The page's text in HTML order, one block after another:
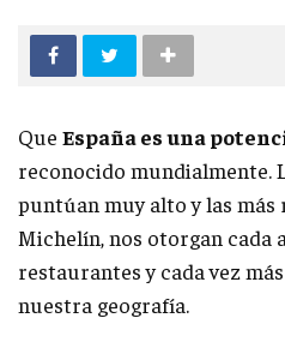
Que España es una
reconocido mundialmente.
puntúan muy alto y las más
Michelín, nos otorgan cada
restaurantes y cada vez
nuestra geografía.